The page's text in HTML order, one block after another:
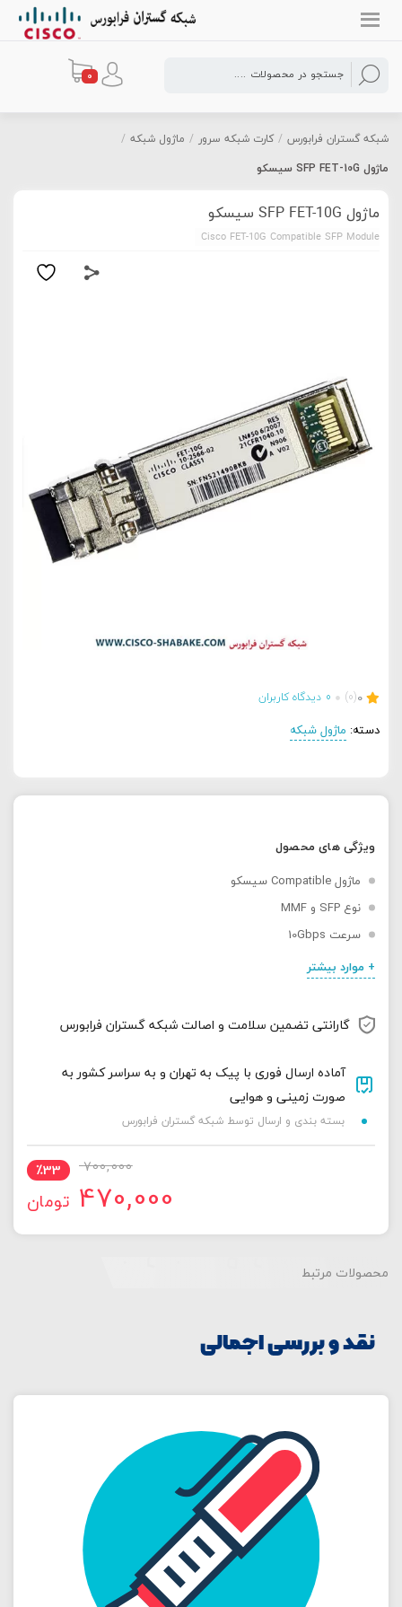
0
شبکه گستران فرابورس / کارت شبکه سرور / ماژول شبکه /
ماژول SFP FET-10G سیسکو
ماژول SFP FET-10G سیسکو
Cisco FET-10G Compatible SFP Module
0
(0)
0 دیدگاه کاربران
دسته: ماژول شبکه
ویژگی های محصول
ماژول Compatible سیسکو
نوع SFP و MMF
سرعت 10Gbps
+ موارد بیشتر
گارانتی تضمین سلامت و اصالت شبکه گستران فرابورس
آماده ارسال فوری با پیک به تهران و به سراسر کشور به
صورت زمینی و هوایی
بسته بندی و ارسال توسط شبکه گستران فرابورس
٪33 700,000
700,000 تومان
بود.
470,000 تومان
470,000 تومان.
محصولات مرتبط
نقد و بررسی اجمالی